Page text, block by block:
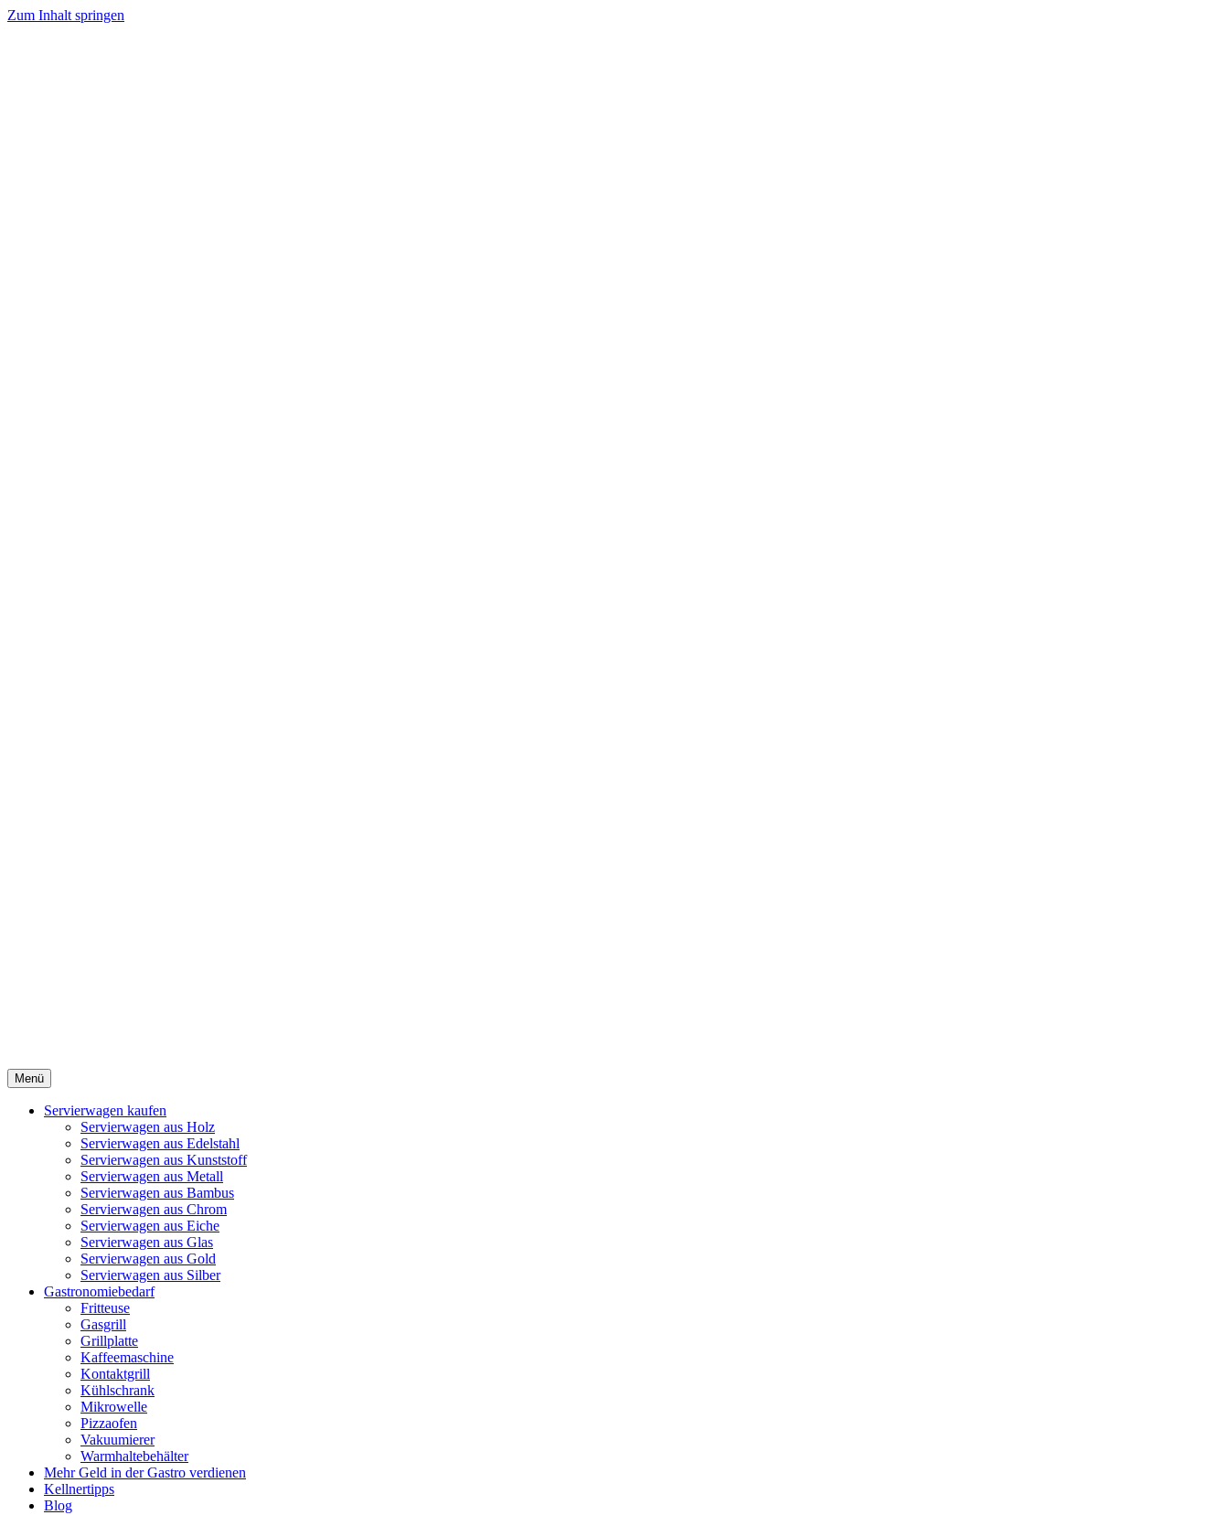
Zum Inhalt springen
Menü
Servierwagen kaufen
Servierwagen aus Holz
Servierwagen aus Edelstahl
Servierwagen aus Kunststoff
Servierwagen aus Metall
Servierwagen aus Bambus
Servierwagen aus Chrom
Servierwagen aus Eiche
Servierwagen aus Glas
Servierwagen aus Gold
Servierwagen aus Silber
Gastronomiebedarf
Fritteuse
Gasgrill
Grillplatte
Kaffeemaschine
Kontaktgrill
Kühlschrank
Mikrowelle
Pizzaofen
Vakuumierer
Warmhaltebehälter
Mehr Geld in der Gastro verdienen
Kellnertipps
Blog